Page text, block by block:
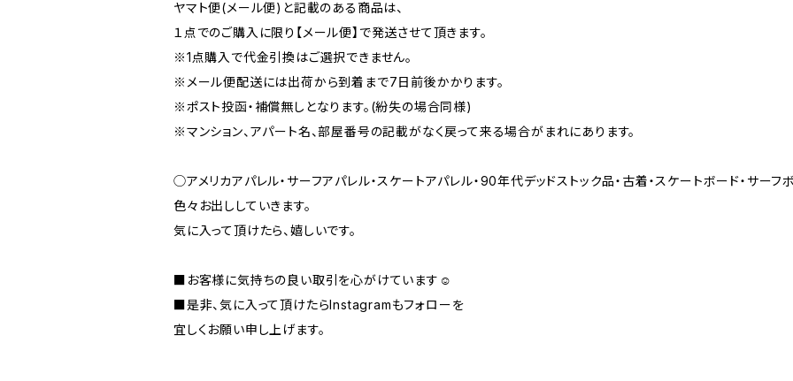
ヤマト便(メール便)と記載のある商品は、
１点でのご購入に限り【メール便】で発送させて頂きます。
※1点購入で代金引換はご選択できません。
※メール便配送には出荷から到着まで7日前後かかります。
※ポスト投函・補償無しとなります。(紛失の場合同様)
※マンション、アパート名、部屋番号の記載がなく戻って来る場合がまれにあります。
◯アメリカアパレル・サーフアパレル・スケートアパレル・90年代デッドストック品・古着・スケートボード・サーフ
色々お出ししていきます。
気に入って頂けたら、嬉しいです。
■お客様に気持ちの良い取引を心がけています☺︎
■是非、気に入って頂けたらInstagramもフォローを
宜しくお願い申し上げます。